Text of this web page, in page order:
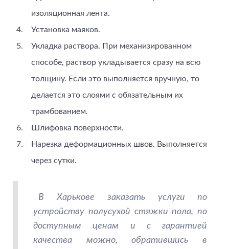
изоляционная лента.
Установка маяков.
Укладка раствора. При механизированном
способе, раствор укладывается сразу на всю
толщину. Если это выполняется вручную, то
делается это слоями с обязательным их
трамбованием.
Шлифовка поверхности.
Нарезка деформационных швов. Выполняется
через сутки.
В Харькове заказать услуги по
устройству полусухой стяжки пола, по
доступным ценам и с гарантией
качества можно, обратившись в